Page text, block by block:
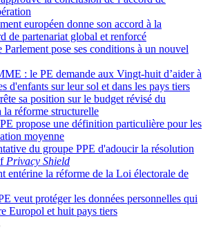
européen donne son accord à la
de partenariat global et renforcé
Parlement pose ses conditions à un nouvel
: le PE demande aux Vingt-huit d’aider à
d'enfants sur leur sol et dans les pays tiers
sa position sur le budget révisé du
la réforme structurelle
propose une définition particulière pour les
moyenne
du groupe PPE d'adoucir la résolution
Privacy Shield
entérine la réforme de la Loi électorale de
veut protéger les données personnelles qui
Europol et huit pays tiers